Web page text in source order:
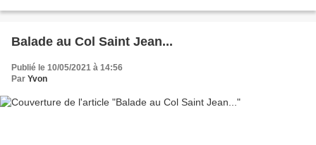
Balade au Col Saint Jean...
Publié le 10/05/2021 à 14:56
Par Yvon